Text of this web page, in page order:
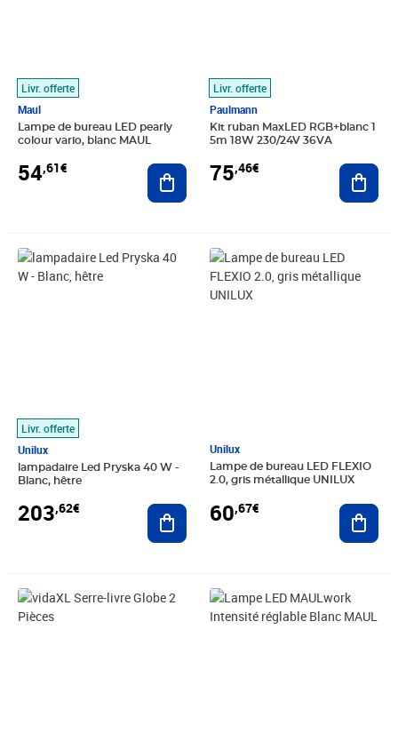
Livr. offerte
Maul
Lampe de bureau LED pearly
colour vario, blanc MAUL
54,61€ Ajouter au panier
Livr. offerte
Paulmann
Kit ruban MaxLED RGB+blanc 1
5m 18W 230/24V 36VA
75,46€
Livr. offerte
Unilux
lampadaire Led Pryska 40 W -
Blanc, hêtre
203,62€
Prix 203,62€
Ajouter au panier
Unilux
Lampe de bureau LED FLEXIO
2.0, gris métallique UNILUX
60,67€
Prix 60,67€
Prix barré 37,99€
Prix 35,55€ Prix barré 295,99€
Prix 231,89€